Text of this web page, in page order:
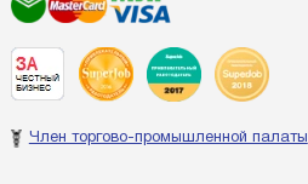
Член торгово-промышленной палаты